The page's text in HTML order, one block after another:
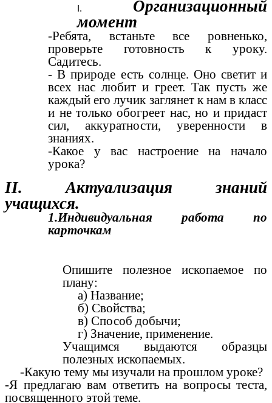
Организационный
момент
-Ребята, встаньте все ровненько,
проверьте готовность к уроку.
Садитесь.
- В природе есть солнце. Оно светит и
всех нас любит и греет. Так пусть же
каждый его лучик заглянет к нам в класс
и не только обогреет нас, но и придаст
сил, аккуратности, уверенности в
знаниях.
-Какое у вас настроение на начало
урока?
II. Актуализация знаний
учащихся.
1.Индивидуальная работа по
карточкам
Опишите полезное ископаемое по
плану:
а) Название;
б) Свойства;
в) Способ добычи;
г) Значение, применение.
Учащимся выдаются образцы
полезных ископаемых.
-Какую тему мы изучали на прошлом уроке?
-Я предлагаю вам ответить на вопросы теста,
посвященного этой теме.